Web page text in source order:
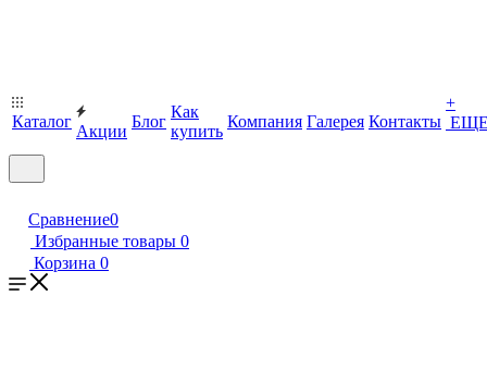
Каталог
Акции
Блог
Как
купить
Компания Галерея Контакты
+
Сравнение0
Избранные товары 0
Корзина 0